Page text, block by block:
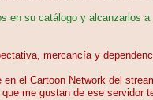
en su catálogo y alcanzarlos
mercancía y
el Cartoon Network del
me gustan de ese